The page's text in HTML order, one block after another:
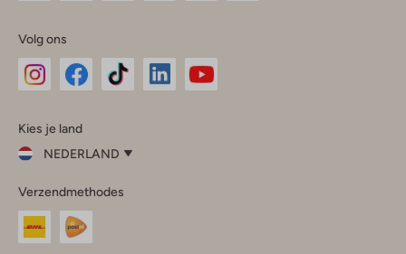
Volg ons
InstagramFacebook
Kies je land
NEDERLAND
je
land
Nederland
Verzendmethodes